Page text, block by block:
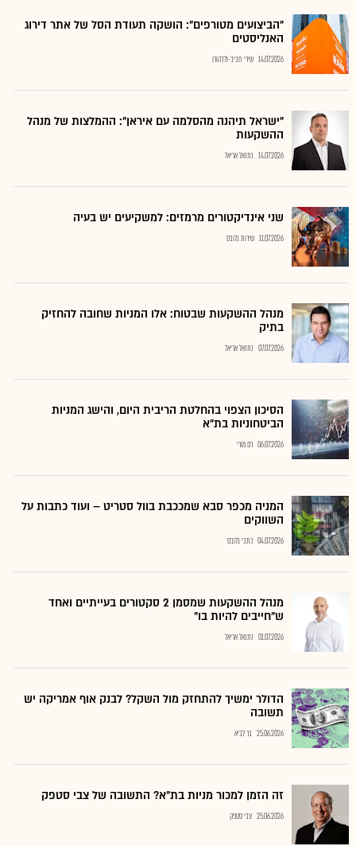
"הביצועים מטורפים": הושקה תעודת הסל של אתר דירוג
האנליסטים
14.07.2026 שירי חביב-ולדהורן
"ישראל תיהנה מהסלמה עם איראן": ההמלצות של מנהל
ההשקעות
14.07.2026 נתנאל אריאל
שני אינדיקטורים מרמזים: למשקיעים יש בעיה
11.07.2026 שירות גלובס
מנהל ההשקעות שבטוח: אלו המניות שחובה להחזיק
בתיק
07.07.2026 נתנאל אריאל
הסיכון הצפוי בהחלטת הריבית היום, והישג המניות
הביטחוניות בת"א
06.07.2026 רם מורי
המניה מכפר סבא שמככבת בוול סטריט – ועוד כתבות על
השווקים
04.07.2026 כתבי גלובס
מנהל ההשקעות שמסמן 2 סקטורים בעייתיים ואחד
ש"חייבים להיות בו"
01.07.2026 נתנאל אריאל
הדולר ימשיך להתחזק מול השקל? לבנק אוף אמריקה יש
תשובה
25.06.2026 בר לביא
זה הזמן למכור מניות בת"א? התשובה של צבי סטפק
25.06.2026 צבי סטפק